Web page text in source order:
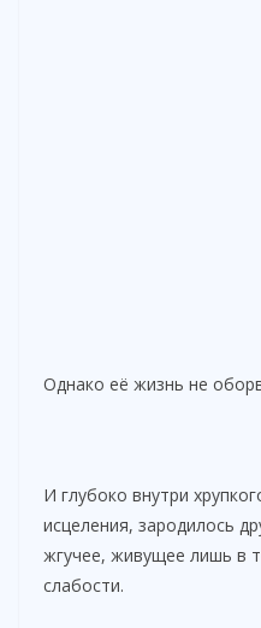
Однако её жизнь не
И глубоко внутри
исцеления, зародилось
жгучее, живущее лишь в
слабости.